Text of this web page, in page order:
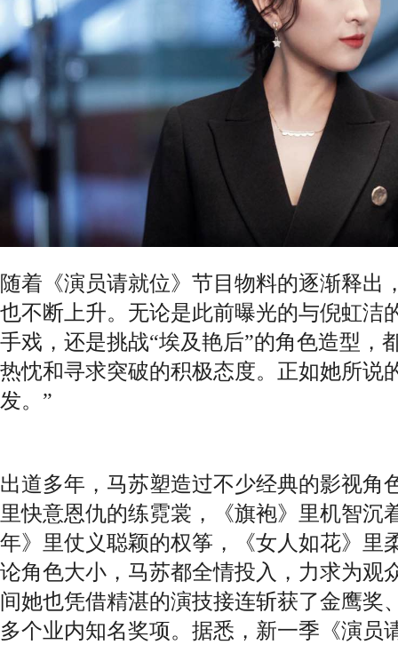
随着《演员请就位》节目物料的逐渐释出
也不断上升。无论是此前曝光的与倪虹洁
手戏，还是挑战“埃及艳后”的角色造型，
热忱和寻求突破的积极态度。正如她所说
发。”
出道多年，马苏塑造过不少经典的影视角
里快意恩仇的练霓裳，《旗袍》里机智沉
年》里仗义聪颖的权筝，《女人如花》里
论角色大小，马苏都全情投入，力求为观
间她也凭借精湛的演技接连斩获了金鹰奖
多个业内知名奖项。据悉，新一季《演员